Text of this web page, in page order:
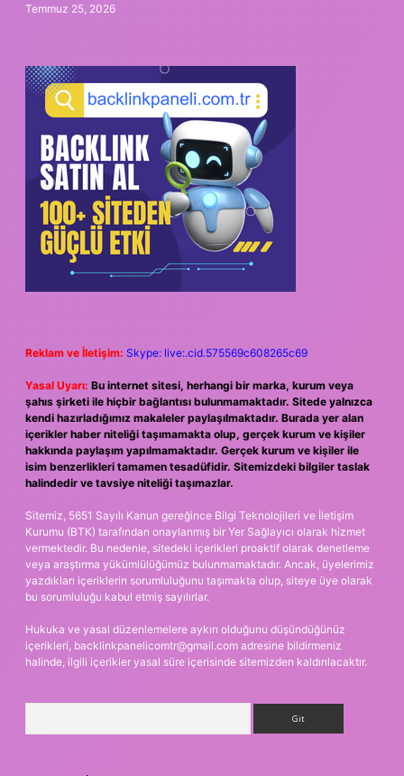
Temmuz 25, 2026
Reklam ve İletişim: Skype: live:.cid.575569c608265c69
Yasal Uyarı: Bu internet sitesi, herhangi bir marka, kurum veya
şahıs şirketi ile hiçbir bağlantısı bulunmamaktadır. Sitede yalnızca
kendi hazırladığımız makaleler paylaşılmaktadır. Burada yer alan
içerikler haber niteliği taşımamakta olup, gerçek kurum ve kişiler
hakkında paylaşım yapılmamaktadır. Gerçek kurum ve kişiler ile
isim benzerlikleri tamamen tesadüfidir. Sitemizdeki bilgiler taslak
halindedir ve tavsiye niteliği taşımazlar.
Sitemiz, 5651 Sayılı Kanun gereğince Bilgi Teknolojileri ve İletişim
Kurumu (BTK) tarafından onaylanmış bir Yer Sağlayıcı olarak hizmet
vermektedir. Bu nedenle, sitedeki içerikleri proaktif olarak denetleme
veya araştırma yükümlülüğümüz bulunmamaktadır. Ancak, üyelerimiz
yazdıkları içeriklerin sorumluluğunu taşımakta olup, siteye üye olarak
bu sorumluluğu kabul etmiş sayılırlar.
Hukuka ve yasal düzenlemelere aykırı olduğunu düşündüğünüz
içerikleri, backlinkpanelicomtr@gmail.com adresine bildirmeniz
halinde, ilgili içerikler yasal süre içerisinde sitemizden kaldırılacaktır.